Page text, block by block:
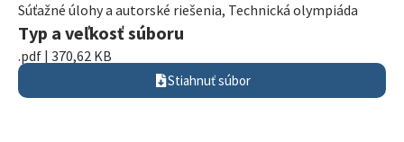
Súťažné úlohy a autorské riešenia, Technická olympiáda
Typ a veľkosť súboru
.pdf | 370,62 KB
Stiahnuť súbor